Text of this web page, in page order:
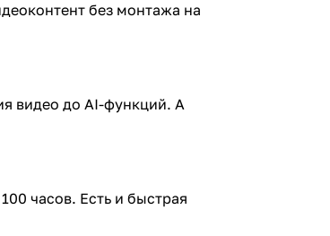
без монтажа на
видео до AI-функций. А
часов. Есть и быстрая